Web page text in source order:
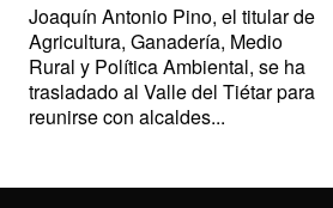
Joaquín Antonio Pino, el titular de
Agricultura, Ganadería, Medio
Rural y Política Ambiental, se ha
trasladado al Valle del Tiétar para
reunirse con alcaldes...